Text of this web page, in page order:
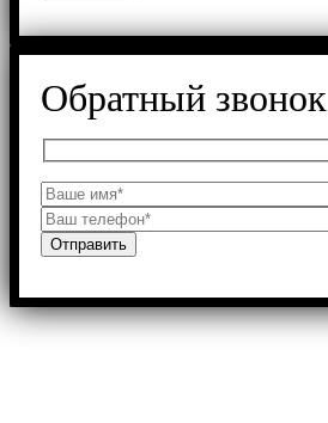
Обратный звонок